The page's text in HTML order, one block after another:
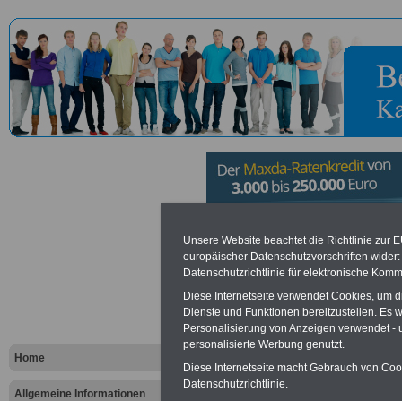
Home
Allgemeine Informationen
Edenkoben
Vorteile für den öffentlichen
Vergleichen und sparen
Bausparen schon ab 16 Jahren
Berufsunfähigkeitsabsicherung
Unsere Website beachtet die Richtlinie zur
europäischer Datenschutzvorschriften
Datenschutzrichtlinie für elektronische
Diese Internetseite verwendet Cookies, um
Dienste und Funktionen bereitzustellen. Es
Personalisierung von Anzeigen verwendet
personalisierte Werbung genutzt.
Diese Internetseite macht Gebrauch von
Datenschutzrichtlinie.